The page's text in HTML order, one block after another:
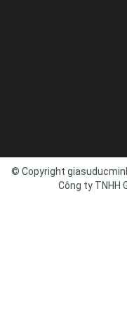
© Copyright
Công ty TNHH